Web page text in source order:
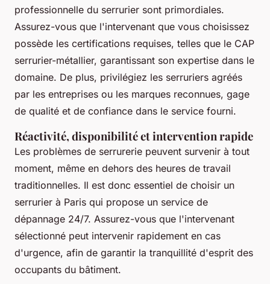
professionnelle du serrurier sont primordiales.
Assurez-vous que l'intervenant que vous choisissez
possède les certifications requises, telles que le CAP
serrurier-métallier, garantissant son expertise dans le
domaine. De plus, privilégiez les serruriers agréés
par les entreprises ou les marques reconnues, gage
de qualité et de confiance dans le service fourni.
Réactivité, disponibilité et intervention rapide
Les problèmes de serrurerie peuvent survenir à tout
moment, même en dehors des heures de travail
traditionnelles. Il est donc essentiel de choisir un
serrurier à Paris qui propose un service de
dépannage 24/7. Assurez-vous que l'intervenant
sélectionné peut intervenir rapidement en cas
d'urgence, afin de garantir la tranquillité d'esprit des
occupants du bâtiment.